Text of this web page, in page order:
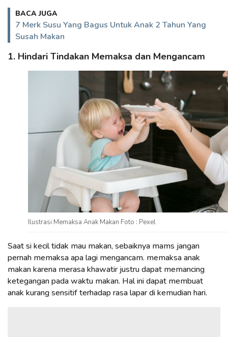
BACA JUGA
7 Merk Susu Yang Bagus Untuk Anak 2 Tahun Yang
Susah Makan
1. Hindari Tindakan Memaksa dan Mengancam
Ilustrasi Memaksa Anak Makan Foto : Pexel
Saat si kecil tidak mau makan, sebaiknya mams jangan
pernah memaksa apa lagi mengancam. memaksa anak
makan karena merasa khawatir justru dapat memancing
ketegangan pada waktu makan. Hal ini dapat membuat
anak kurang sensitif terhadap rasa lapar di kemudian hari.